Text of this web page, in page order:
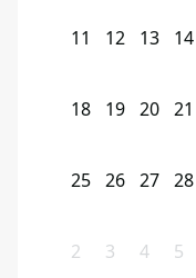
11 12 13 14
18 19 20 21
25 26 27 28
2 3 4 5